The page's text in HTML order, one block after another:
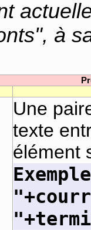
à
Une
texte
élément